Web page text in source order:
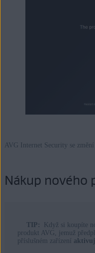
AVG Internet Security se
Nákup nového
TIP:
Když si koupíte
produkt AVG, jemuž
příslušném zařízení